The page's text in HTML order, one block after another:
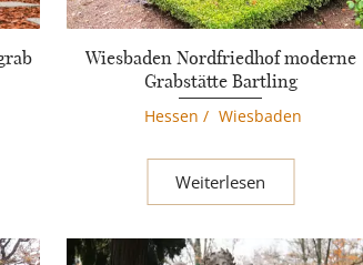
Wiesbaden Nordfriedhof moderne
Grabstätte Bartling
Hessen / Wiesbaden
Weiterlesen